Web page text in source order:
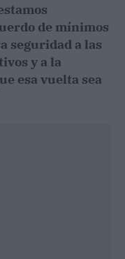
de mínimos
seguridad a las
y a la
esa vuelta sea